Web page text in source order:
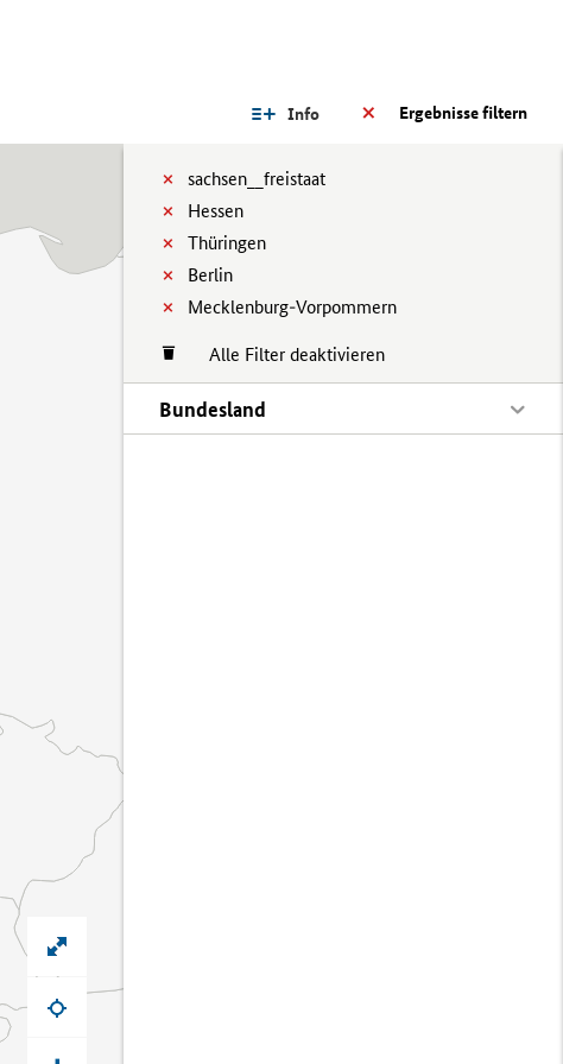
Ergebnisse filtern
Info
sachsen__freistaat
Hessen
Thüringen
Berlin
Mecklenburg-Vorpommern
Alle Filter deaktivieren
Bundesland